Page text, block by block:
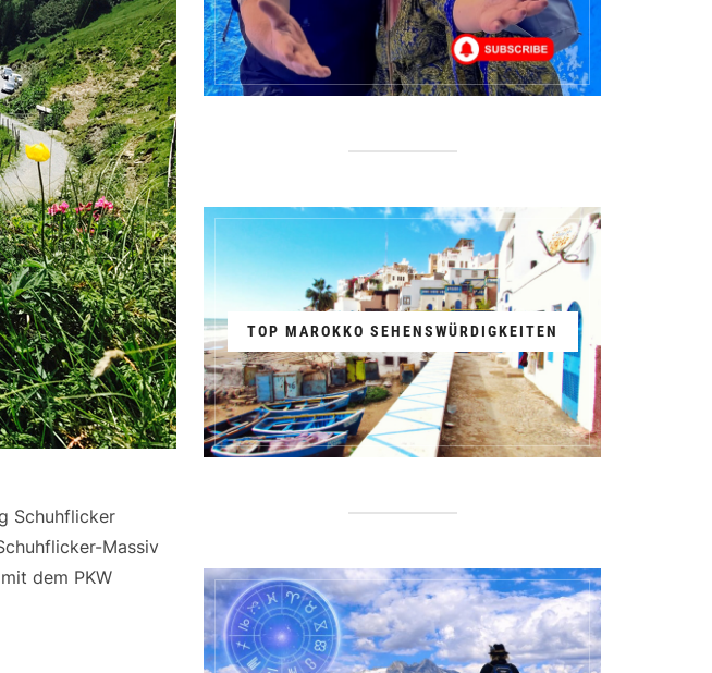
Schuhflicker
Massiv
dem PKW
TOP MAROKKO SEHENSWÜRDIGKEITEN